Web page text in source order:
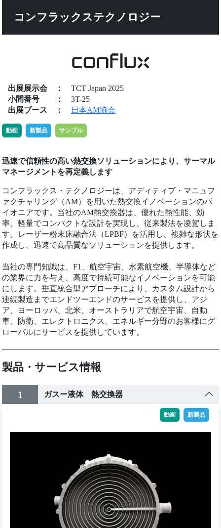
コンフラックステクノロジー
出展展示会 ： TCT Japan 2025
小間番号
： 3T-25
出展ブース ： 日本AM協会
動画 新製品 サンプル
迅速で信頼性の高い熱交換ソリューションにより、サーマル
マネージメントを再定義します
コンフラックス・テクノロジーは、アディティブ・マニュフ
ァクチャリング（AM）を用いた熱交換イノベーションのパ
イオニアです。当社のAM熱交換器は、優れた熱性能、効
率、軽量でコンパクトな設計を実現し、従来製法を凌駕しま
す。レーザー粉末床融合法（LPBF）を活用し、複雑な形状を
作成し、迅速で高品質なソリューションを提供します。
当社の専門知識は、F1、航空宇宙、水素航空機、半導体など
の業界に力を与え、高度で持続可能なイノベーションを可能
にします。垂直統合型アプローチにより、カスタム設計から
連続製造までエンドツーエンドのサービスを提供し、アジ
ア、ヨーロッパ、北米、オーストラリアで航空宇宙、自動
車、防衛、エレクトロニクス、エネルギー分野のお客様にグ
ローバルにサービスを提供しています。
製品・サービス情報
1 ガスー液体 熱交換器
動画 新製品